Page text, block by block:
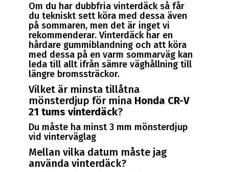
Om du har dubbfria vinterdäck så får
du tekniskt sett köra med dessa även
på sommaren, men det är inget vi
rekommenderar. Vinterdäck har en
hårdare gummiblandning och att köra
med dessa på en varm sommarväg kan
leda till allt ifrån sämre väghållning till
längre bromssträckor.
Vilket är minsta tillåtna
mönsterdjup för mina Honda CR-V
21 tums vinterdäck?
Du måste ha minst 3 mm mönsterdjup
vid vinterväglag
Mellan vilka datum måste jag
använda vinterdäck?